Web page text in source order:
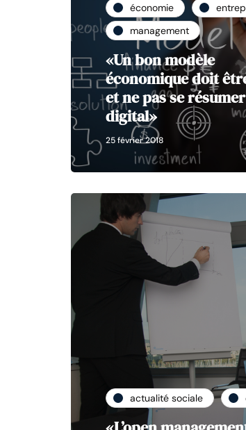
économie
management
«Un bon modèle
économique doit
et ne pas se
digital»
25 février 2018
actualité sociale